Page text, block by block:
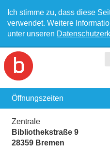
Ich stimme zu, dass diese
verwendet. Weitere
unter unseren
Öffnungszeiten
Zentrale
Bibliothekstraße 9
28359 Bremen